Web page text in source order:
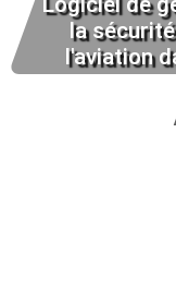
la
l'aviation